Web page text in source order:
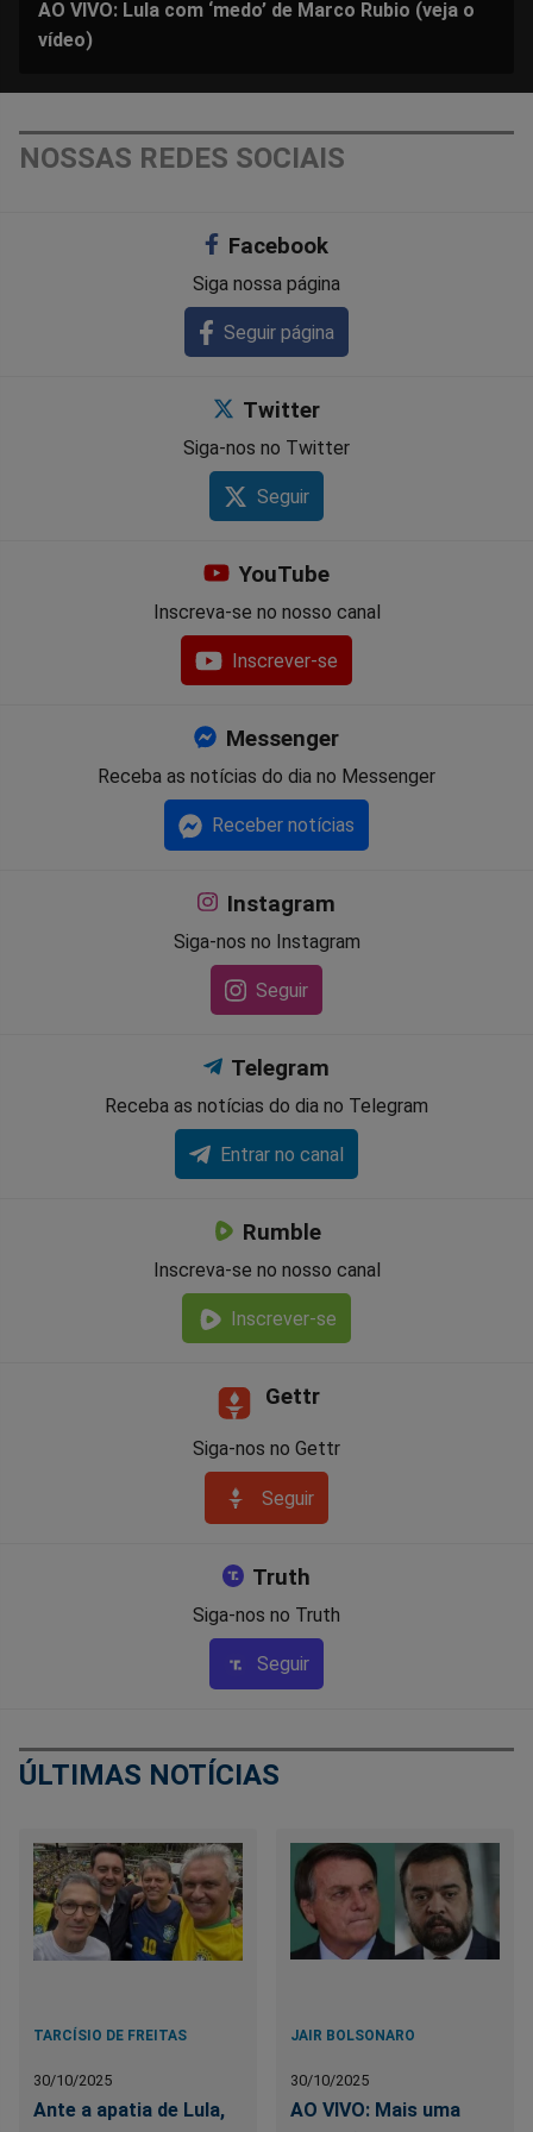
AO VIVO: Lula com ‘medo’ de Marco Rubio (veja o
vídeo)
NOSSAS REDES SOCIAIS
Facebook
Siga nossa página
Seguir página
Twitter
Siga-nos no Twitter
Seguir
YouTube
Inscreva-se no nosso canal
Inscrever-se
Messenger
Receba as notícias do dia no Messenger
Receber notícias
Instagram
Siga-nos no Instagram
Seguir
Telegram
Receba as notícias do dia no Telegram
Entrar no canal
Rumble
Inscreva-se no nosso canal
Inscrever-se
Gettr
Siga-nos no Gettr
Seguir
Truth
Siga-nos no Truth
Seguir
ÚLTIMAS NOTÍCIAS
TARCÍSIO DE FREITAS
30/10/2025
Ante a apatia de Lula,
JAIR BOLSONARO
30/10/2025
AO VIVO: Mais uma